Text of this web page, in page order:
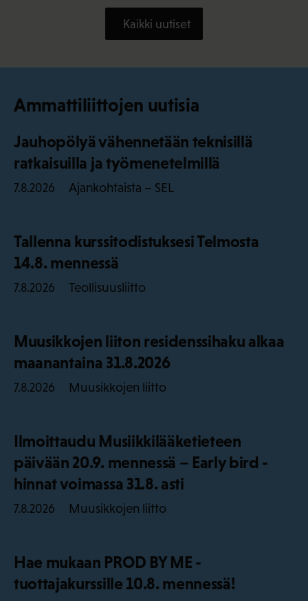
Kaikki uutiset
Ammattiliittojen uutisia
Jauhopölyä vähennetään teknisillä
ratkaisuilla ja työmenetelmillä
7.8.2026 Ajankohtaista – SEL
Tallenna kurssitodistuksesi Telmosta
14.8. mennessä
7.8.2026 Teollisuusliitto
Muusikkojen liiton residenssihaku alkaa
maanantaina 31.8.2026
7.8.2026 Muusikkojen liitto
Ilmoittaudu Musiikkilääketieteen
päivään 20.9. mennessä – Early bird -
hinnat voimassa 31.8. asti
7.8.2026 Muusikkojen liitto
Hae mukaan PROD BY ME -
tuottajakurssille 10.8. mennessä!